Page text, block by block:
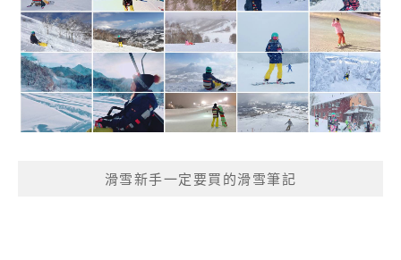
滑雪新手一定要買的滑雪筆記